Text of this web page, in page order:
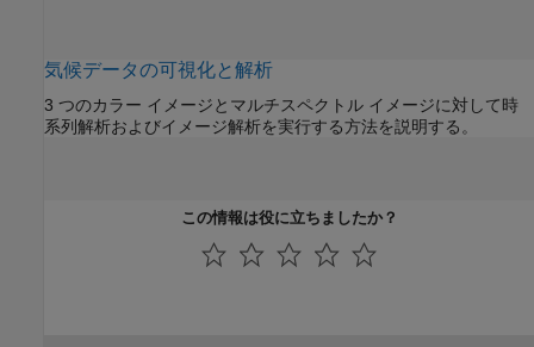
気候データの可視化と解析
3 つのカラー イメージとマルチスペクトル イメージに対して時
系列解析およびイメージ解析を実行する方法を説明する。
この情報は役に立ちましたか？